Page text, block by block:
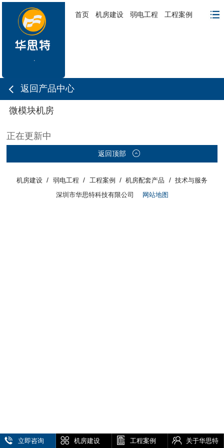
首页 机房建设 弱电工程 工程案例
返回产品中心
微模块机房
正在更新中
返回顶部
机房建设 / 弱电工程 / 工程案例 / 机房配套产品 / 技术与服务
深圳市华思特科技有限公司
网站地图
立即咨询 机房建设 工程案例 关于华思特